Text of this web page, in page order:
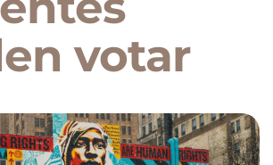
votar